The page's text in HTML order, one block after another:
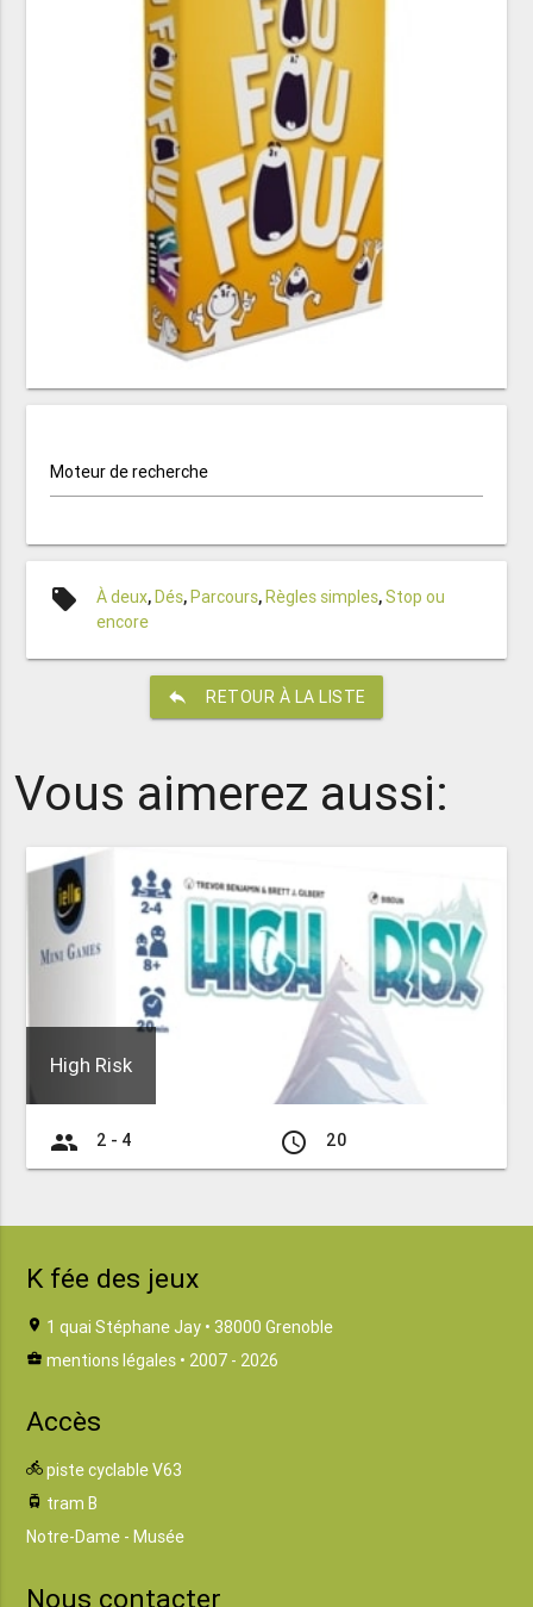
Moteur de recherche
local_offer À deux, Dés, Parcours, Règles simples,Stop ou
encore
reply RETOUR À LA LISTE
Vous aimerez aussi:
High Risk
group 2 - 4 access_time 20
K fée des jeux
location_on 1 quai Stéphane Jay • 38000 Grenoble
business_center mentions légales • 2007 - 2026
Accès
directions_bike piste cyclable V63
tram tram B
Notre-Dame - Musée
Nous contacter